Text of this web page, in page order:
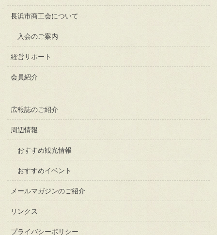
長浜市商工会について
入会のご案内
経営サポート
会員紹介
広報誌のご紹介
周辺情報
おすすめ観光情報
おすすめイベント
メールマガジンのご紹介
リンクス
プライバシーポリシー